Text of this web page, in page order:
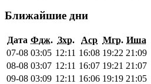
Ближайшие дни
Дата Фдж. Зхр. Аср Мгр. Иша
07-08 03:05 12:11 16:08 19:22 21:09
08-08 03:07 12:11 16:07 19:21 21:07
09-08 03:09 12:11 16:06 19:19 21:05